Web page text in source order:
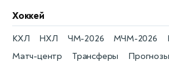
Хоккей
КХЛ
Матч-центр
НХЛ
Трансферы
ЧМ-2026
МЧМ-2026